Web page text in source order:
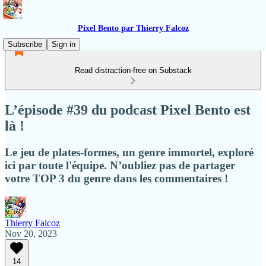
Pixel Bento par Thierry Falcoz
Subscribe
Sign in
Read distraction-free on Substack
L’épisode #39 du podcast Pixel Bento est
là !
Le jeu de plates-formes, un genre immortel, exploré
ici par toute l'équipe. N’oubliez pas de partager
votre TOP 3 du genre dans les commentaires !
Thierry Falcoz
Nov 20, 2023
14